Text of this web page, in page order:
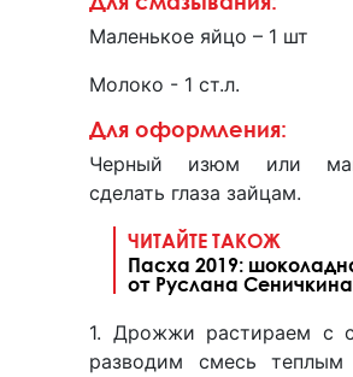
Маленькое яйцо – 1 шт
Молоко - 1 ст.л.
Для оформления:
Черный изюм или
сделать глаза зайцам.
ЧИТАЙТЕ ТАКОЖ
Пасха 2019:
от Руслана
1. Дрожжи растираем с
разводим смесь теплым